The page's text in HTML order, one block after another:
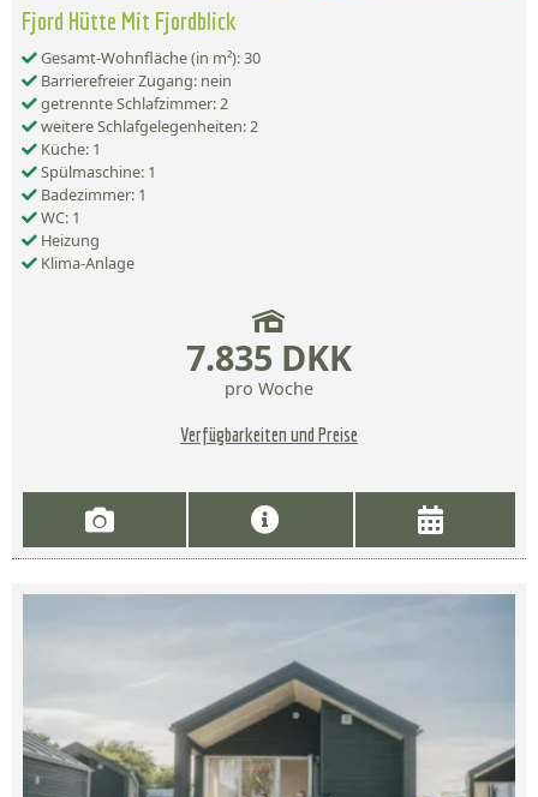
Fjord Hütte Mit Fjordblick
Gesamt-Wohnfläche (in m²): 30
Barrierefreier Zugang: nein
getrennte Schlafzimmer: 2
weitere Schlafgelegenheiten: 2
Küche: 1
Spülmaschine: 1
Badezimmer: 1
WC: 1
Heizung
Klima-Anlage
7.835 DKK
pro Woche
Verfügbarkeiten und Preise